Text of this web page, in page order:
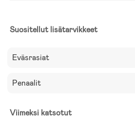
Suositellut lisätarvikkeet
Eväsrasiat
Penaalit
Viimeksi katsotut